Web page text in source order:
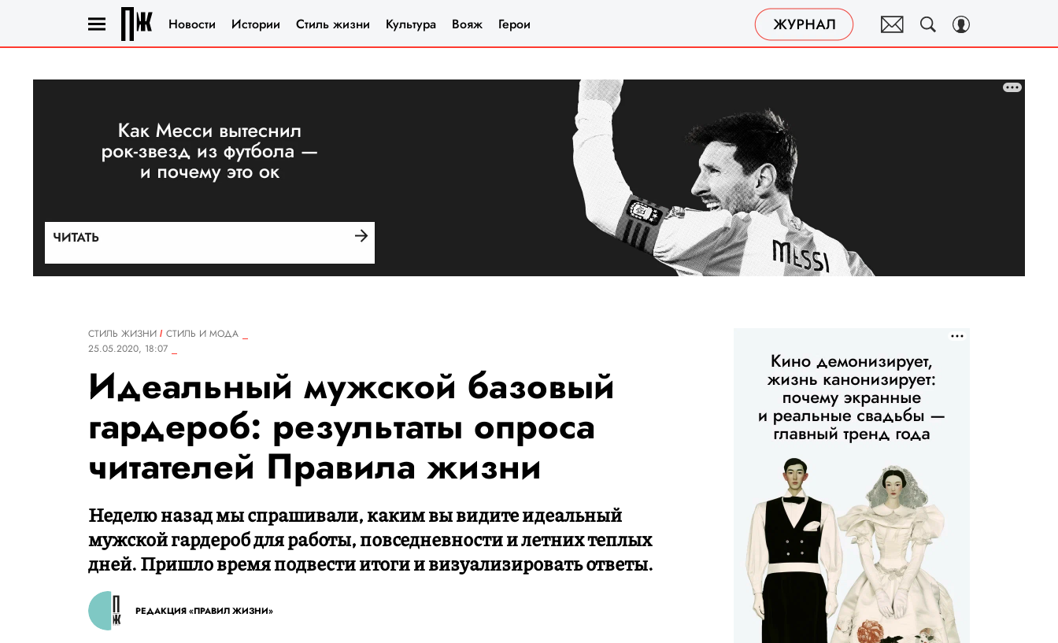
Новости Истории Стиль жизни Культура Вояж Герои
СТИЛЬ ЖИЗНИ
СТИЛЬ И МОДА
25.05.2020, 18:07
Идеальный мужской базовый
гардероб: результаты опроса
читателей Правила жизни
Неделю назад мы спрашивали, каким вы видите идеальный
мужской гардероб для работы, повседневности и летних теплых
дней. Пришло время подвести итоги и визуализировать ответы.
РЕДАКЦИЯ «ПРАВИЛ ЖИЗНИ»